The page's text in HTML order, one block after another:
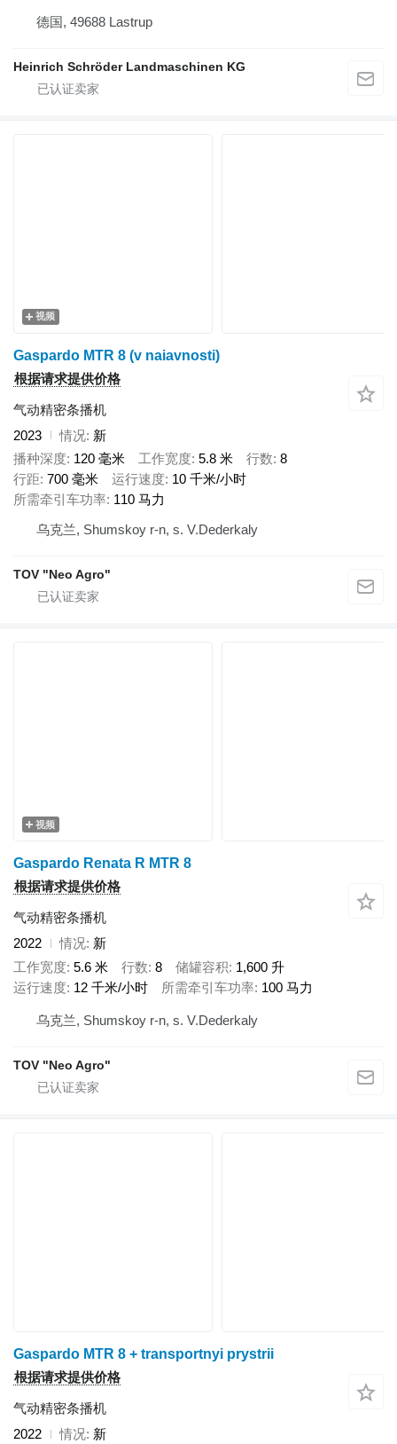
德国, 49688 Lastrup
Heinrich Schröder Landmaschinen KG
视频
Gaspardo MTR 8 (v naiavnosti)
根据请求提供价格
气动精密条播机
2023
情况 新
播种深度 120 毫米 工作宽度 5.8 米 行数 8
行距 700 毫米 运行速度 10 千米/小时
所需牵引车功率 110 马力
乌克兰, Shumskoy r-n, s. V.Dederkaly
TOV "Neo Agro"
视频
Gaspardo Renata R MTR 8
根据请求提供价格
气动精密条播机
2022
情况 新
工作宽度 5.6 米 行数 8 储罐容积 1,600 升
运行速度 12 千米/小时 所需牵引车功率 100 马力
乌克兰, Shumskoy r-n, s. V.Dederkaly
TOV "Neo Agro"
Gaspardo MTR 8 + transportnyi prystrii
根据请求提供价格
气动精密条播机
2022
情况 新